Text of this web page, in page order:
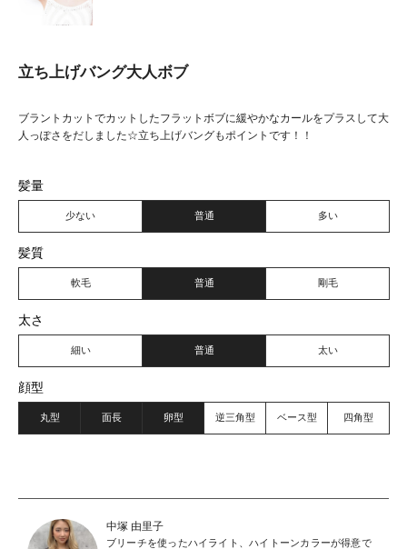
立ち上げバング大人ボブ
ブラントカットでカットしたフラットボブに緩やかなカールをプラスして大
人っぽさをだしました☆立ち上げバングもポイントです！！
髪量
少ない 普通 多い
髪質
軟毛 普通 剛毛
太さ
細い 普通 太い
顔型
丸型 面長 卵型 逆三角型 ベース型 四角型
中塚 由里子
ブリーチを使ったハイライト、ハイトーンカラーが得意で